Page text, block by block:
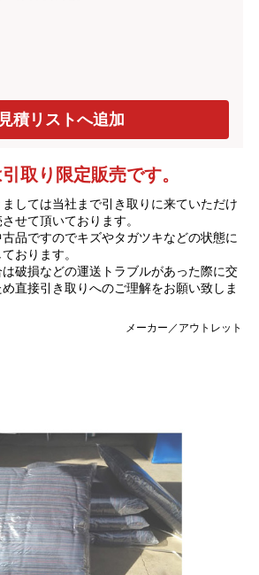
メーカー／アウトレット
取り限定販売です。
しては当社まで引き取りに来ていただけ
せて頂いております。
品ですのでキズやタガツキなどの状態に
おります。
破損などの運送トラブルがあった際に交
直接引き取りへのご理解をお願い致しま